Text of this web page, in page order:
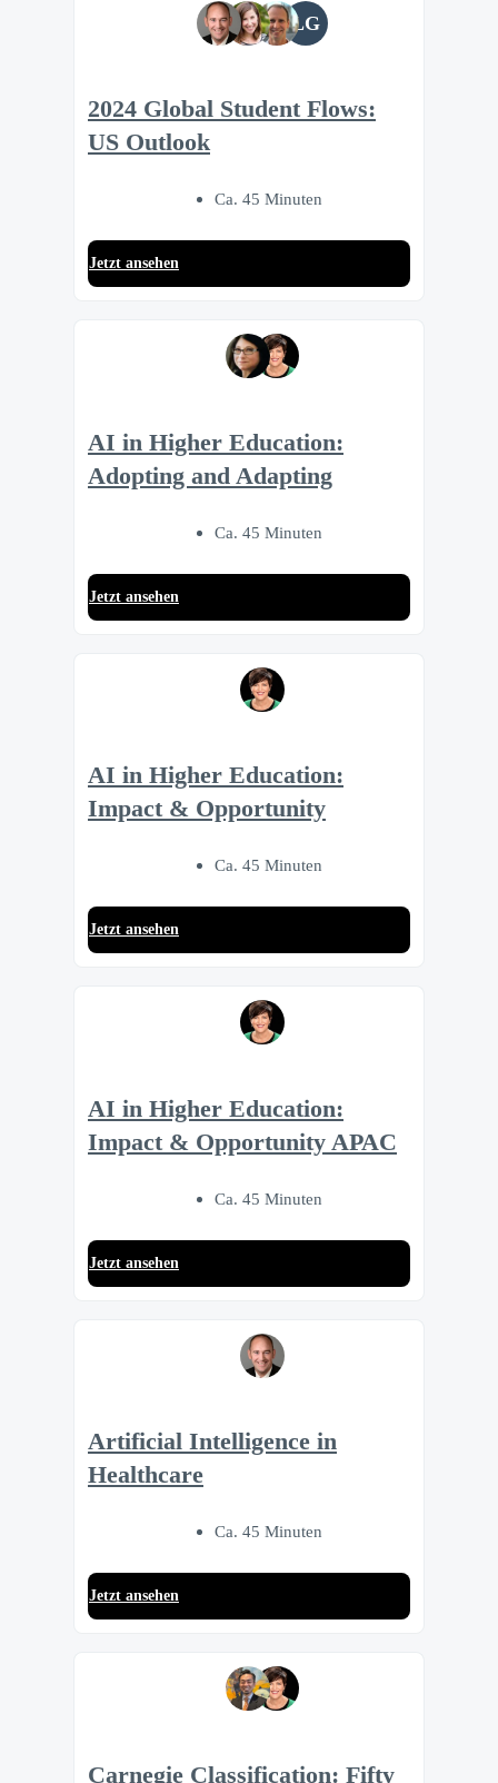
LG
2024 Global Student Flows:
US Outlook
Ca. 45 Minuten
Jetzt ansehen
AI in Higher Education:
Adopting and Adapting
Ca. 45 Minuten
Jetzt ansehen
AI in Higher Education:
Impact & Opportunity
Ca. 45 Minuten
Jetzt ansehen
AI in Higher Education:
Impact & Opportunity APAC
Ca. 45 Minuten
Jetzt ansehen
Artificial Intelligence in
Healthcare
Ca. 45 Minuten
Jetzt ansehen
Carnegie Classification: Fifty